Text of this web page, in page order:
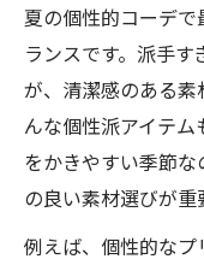
清潔感が決め
清潔感あ
出
個性的コ
点
夏の個性
夏の個性的コーデ
ランスです。派手
が、清潔感のある
んな個性派アイテ
をかきやすい季節
の良い素材選びが重
例えば、個性的な